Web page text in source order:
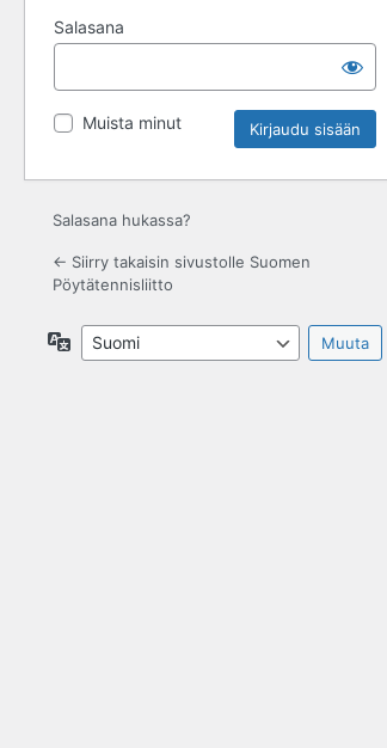
Salasana
Muista minut
Salasana hukassa?
← Siirry takaisin sivustolle Suomen
Pöytätennisliitto
Kieli